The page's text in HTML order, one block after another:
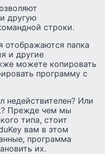
другую
строки.
отображаются папка
и другие
можете копировать
программу с
недействителен? Или
Прежде чем мы
типа, стоит
вам в этом
программа
их.